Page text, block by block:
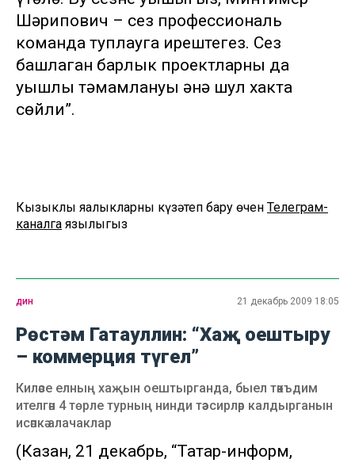
Шәрипович – сез профессиональ
команда туплауга ирештегез. Сез
башлаган барлык проектларның да
уңышлы тәмамлануы әнә шул хакта
сөйли”.
Кызыклы яңалыкларны күзәтеп бару өчен Телеграм-
каналга язылыгыз
дин 21 декабрь 2009 18:05
Рөстәм Гатауллин: “Хаҗ оештыру
– коммерция түгел”
Киләсе елның хаҗын оештырганда, быел тәкъдим
ителгән 4 төрле турның нинди тәэсирләр калдырганын
исәпкә алачаклар
(Казан, 21 декабрь, “Татар-информ,